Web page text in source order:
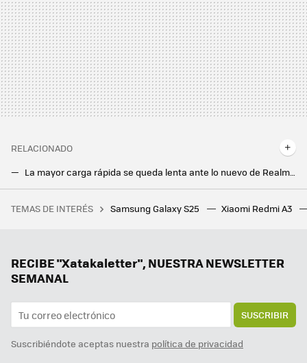
RELACIONADO
La mayor carga rápida se queda lenta ante lo nuevo de Realme: si parpadeas te la pierdes
Esta es la moneda más cara de Mercado Libre en Argentina que rinde culto a uno de los próceres nacionales
TEMAS DE INTERÉS Samsung Galaxy S25 Xiaomi Redmi A3
RECIBE "Xatakaletter", NUESTRA NEWSLETTER
SEMANAL
SUSCRIBIR
Suscribiéndote aceptas nuestra política de privacidad